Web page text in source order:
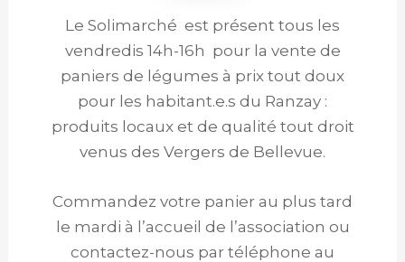
Le Solimarché est présent tous les
vendredis 14h-16h pour la vente de
paniers de légumes à prix tout doux
pour les habitant.e.s du Ranzay :
produits locaux et de qualité tout droit
venus des Vergers de Bellevue.
Commandez votre panier au plus tard
le mardi à l’accueil de l’association ou
contactez-nous par téléphone au